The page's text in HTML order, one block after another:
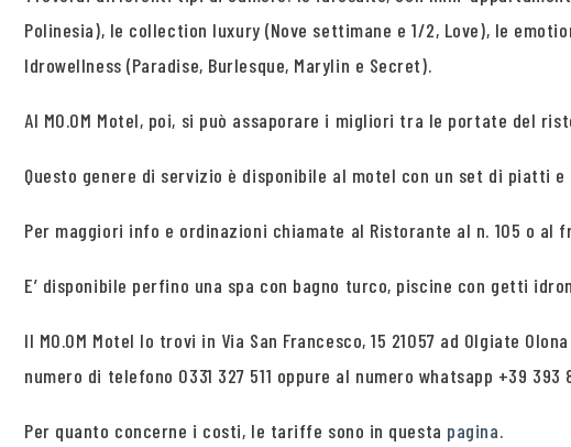
Polinesia), le collection luxury (Nove settimane e 1/2, Love), le
Idrowellness (Paradise, Burlesque, Marylin e Secret).
Al MO.OM Motel, poi, si può assaporare i migliori tra le portate del
Questo genere di servizio è disponibile al motel con un set di piatti e
Per maggiori info e ordinazioni chiamate al Ristorante al n. 105 o al
E’ disponibile perfino una spa con bagno turco, piscine con getti
Il MO.OM Motel lo trovi in Via San Francesco, 15 21057 ad Olgiate
numero di telefono 0331 327 511 oppure al numero whatsapp +39 393
Per quanto concerne i costi, le tariffe sono in questa pagina.